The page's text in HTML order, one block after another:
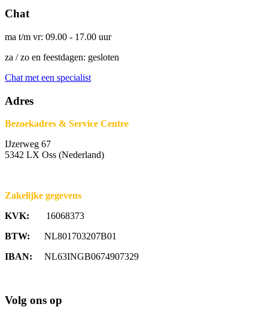
Chat
ma t/m vr: 09.00 - 17.00 uur
za / zo en feestdagen: gesloten
Chat met een specialist
Adres
Bezoekadres & Service Centre
IJzerweg 67
5342 LX Oss (Nederland)
Zakelijke gegevens
KVK: 16068373
BTW: NL801703207B01
IBAN: NL63INGB0674907329
Volg ons op